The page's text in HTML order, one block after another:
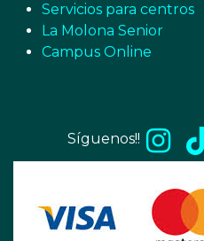
Servicios para centros
La Molona Senior
Campus Online
Síguenos!!